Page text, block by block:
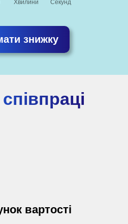
Хвилини Секунд
знижку
вартості